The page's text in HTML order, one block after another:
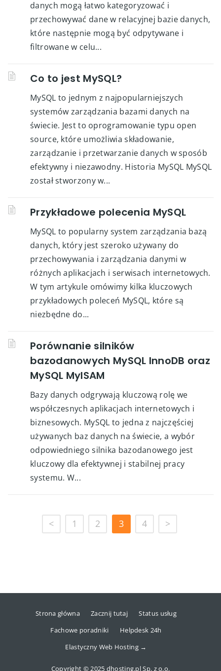
danych mogą łatwo kategoryzować i
przechowywać dane w relacyjnej bazie danych,
które następnie mogą być odpytywane i
filtrowane w celu...
Co to jest MySQL?
MySQL to jednym z najpopularniejszych
systemów zarządzania bazami danych na
świecie. Jest to oprogramowanie typu open
source, które umożliwia składowanie,
zarządzanie i przetwarzanie danych w sposób
efektywny i niezawodny. Historia MySQL MySQL
został stworzony w...
Przykładowe polecenia MySQL
MySQL to popularny system zarządzania bazą
danych, który jest szeroko używany do
przechowywania i zarządzania danymi w
różnych aplikacjach i serwisach internetowych.
W tym artykule omówimy kilka kluczowych
przykładowych poleceń MySQL, które są
niezbędne do...
Porównanie silników
bazodanowych MySQL InnoDB oraz
MySQL MyISAM
Bazy danych odgrywają kluczową rolę we
współczesnych aplikacjach internetowych i
biznesowych. MySQL to jedna z najczęściej
używanych baz danych na świecie, a wybór
odpowiedniego silnika bazodanowego jest
kluczowy dla efektywnej i stabilnej pracy
systemu. W...
< 1 2 3 4 >
Strona główna Zacznij tutaj
Status usług
Fachowe poradniki
Helpdesk 24h
Elastyczny Web Hosting →
Copyright © 2025 dhosting.pl Sp. z o.o.